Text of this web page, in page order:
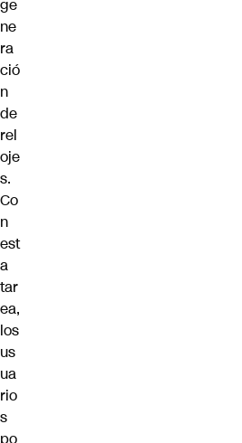
ge
ne
ra
ció
n
de
rel
oje
s.
Co
n
est
a
tar
ea,
los
us
ua
rio
s
po